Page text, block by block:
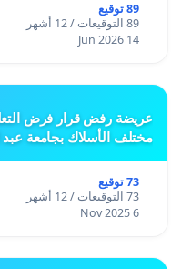
89 توقيع
89 التوقيعات / 12 أشهر
14 Jun 2026
عريضة رفض قرار فرض
مختلف الأسلاك بجامعة
73 توقيع
73 التوقيعات / 12 أشهر
6 Nov 2025